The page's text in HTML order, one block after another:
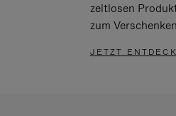
zeitlosen
zum
JETZT